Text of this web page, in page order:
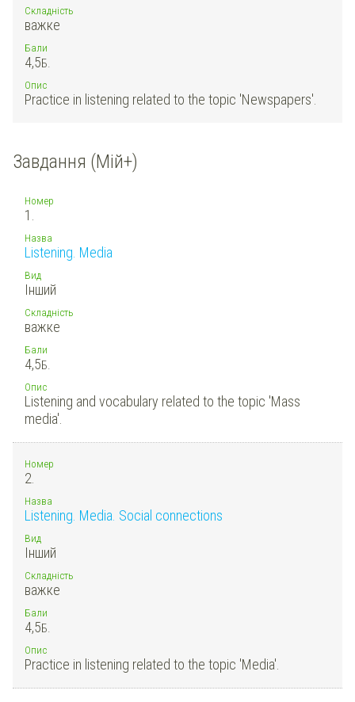
Складність
важке
Бали
4,5Б.
Опис
Practice in listening related to the topic 'Newspapers'.
Завдання (Мій+)
Номер
1.
Назва
Listening. Media
Вид
Інший
Складність
важке
Бали
4,5Б.
Опис
Listening and vocabulary related to the topic 'Mass
media'.
Номер
2.
Назва
Listening. Media. Social connections
Вид
Інший
Складність
важке
Бали
4,5Б.
Опис
Practice in listening related to the topic 'Media'.